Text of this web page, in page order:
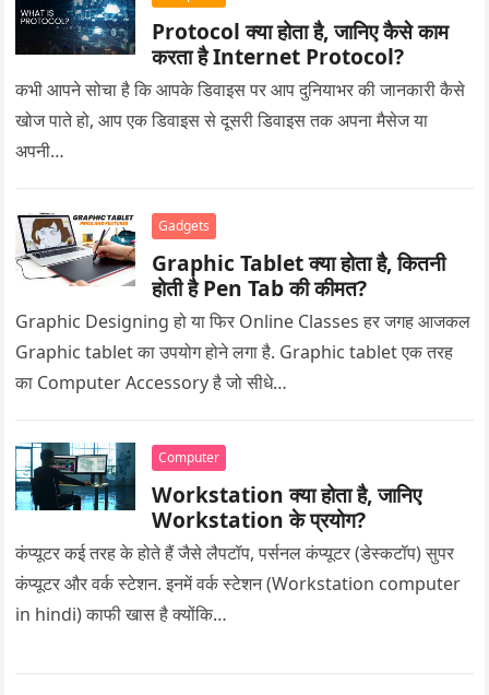
Protocol क्या होता है, जानिए कैसे काम
करता है Internet Protocol?
कभी आपने सोचा है कि आपके डिवाइस पर आप दुनियाभर की जानकारी कैसे
खोज पाते हो, आप एक डिवाइस से दूसरी डिवाइस तक अपना मैसेज या
अपनी…
Gadgets
Graphic Tablet क्या होता है, कितनी
होती है Pen Tab की कीमत?
Graphic Designing हो या फिर Online Classes हर जगह आजकल
Graphic tablet का उपयोग होने लगा है. Graphic tablet एक तरह
का Computer Accessory है जो सीधे…
Computer
Workstation क्या होता है, जानिए
Workstation के प्रयोग?
कंप्यूटर कई तरह के होते हैं जैसे लैपटॉप, पर्सनल कंप्यूटर (डेस्कटॉप) सुपर
कंप्यूटर और वर्क स्टेशन. इनमें वर्क स्टेशन (Workstation computer
in hindi) काफी खास है क्योंकि…